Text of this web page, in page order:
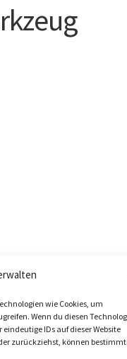
wie Cookies, um
Wenn du diesen
IDs auf dieser Website
zurückziehst, können